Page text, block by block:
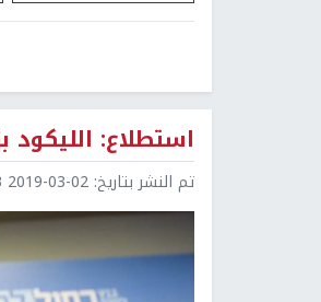
استطلاع: الليكود
تم النشر بتاريخ: 2019-03-02 09:23